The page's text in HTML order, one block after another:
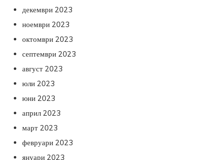
декември 2023
ноември 2023
октомври 2023
септември 2023
август 2023
юли 2023
юни 2023
април 2023
март 2023
февруари 2023
януари 2023